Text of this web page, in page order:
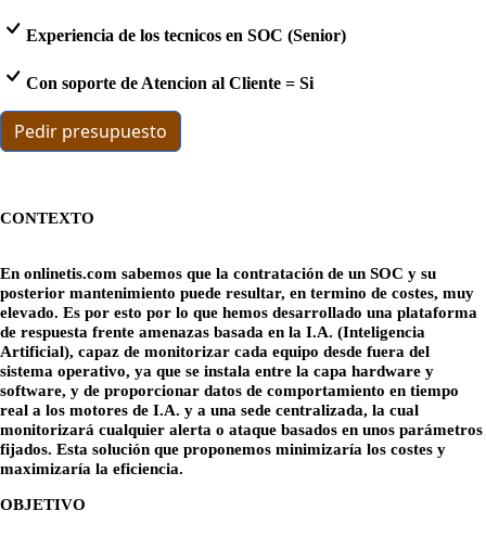
Experiencia de los tecnicos en SOC (Senior)
Con soporte de Atencion al Cliente = Si
Pedir presupuesto
CONTEXTO
En onlinetis.com sabemos que la contratación de un SOC y su
posterior mantenimiento puede resultar, en termino de costes, muy
elevado. Es por esto por lo que hemos desarrollado una plataforma
de respuesta frente amenazas basada en la I.A. (Inteligencia
Artificial), capaz de monitorizar cada equipo desde fuera del
sistema operativo, ya que se instala entre la capa hardware y
software, y de proporcionar datos de comportamiento en tiempo
real a los motores de I.A. y a una sede centralizada, la cual
monitorizará cualquier alerta o ataque basados en unos parámetros
fijados. Esta solución que proponemos minimizaría los costes y
maximizaría la eficiencia.
OBJETIVO